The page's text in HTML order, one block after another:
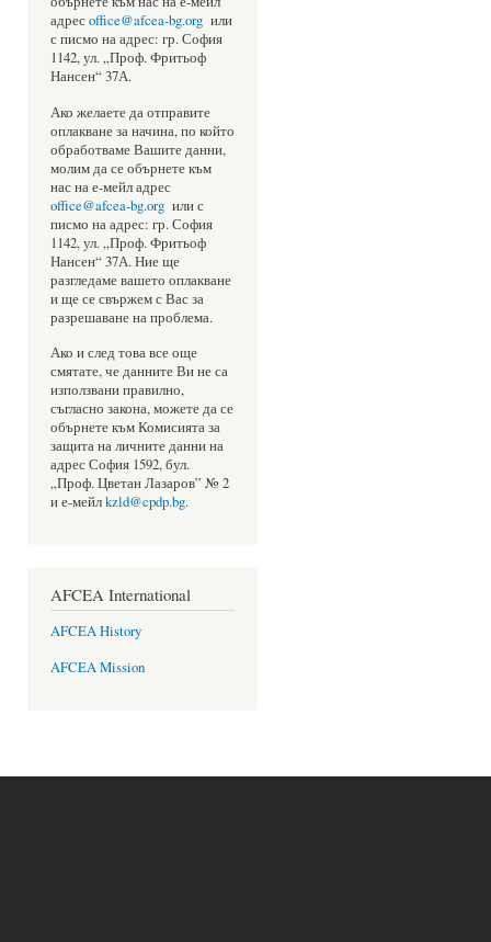
адресoffice@afcea-bg.org или
с писмо на адрес: гр. София
1142, ул. „Проф. Фритьоф
Нансен“ 37А.
Ако желаете да отправите
оплакване за начина, по който
обработваме Вашите данни,
молим да се обърнете към
нас на е-мейл адрес
office@afcea-bg.org или с
писмо на адрес: гр. София
1142, ул. „Проф. Фритьоф
Нансен“ 37А. Ние ще
разгледаме вашето оплакване
и ще се свържем с Вас за
разрешаване на проблема.
Ако и след това все още
смятате, че данните Ви не са
използвани правилно,
съгласно закона, можете да се
обърнете към Комисията за
защита на личните данни на
адрес София 1592, бул.
„Проф. Цветан Лазаров” № 2
и е-мейлkzld@cpdp.bg.
AFCEA International
AFCEA History
AFCEA Mission